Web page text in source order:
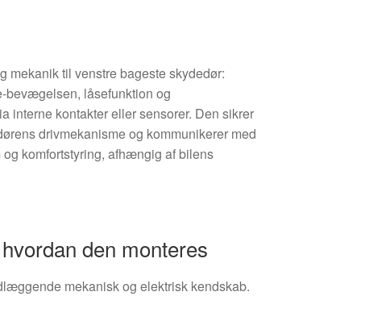
mekanik til venstre bageste skydedør:
bevægelsen, låsefunktion og
interne kontakter eller sensorer. Den sikrer
drivmekanisme og kommunikerer med
komfortstyring, afhængig af bilens
den monteres
mekanisk og elektrisk kendskab.